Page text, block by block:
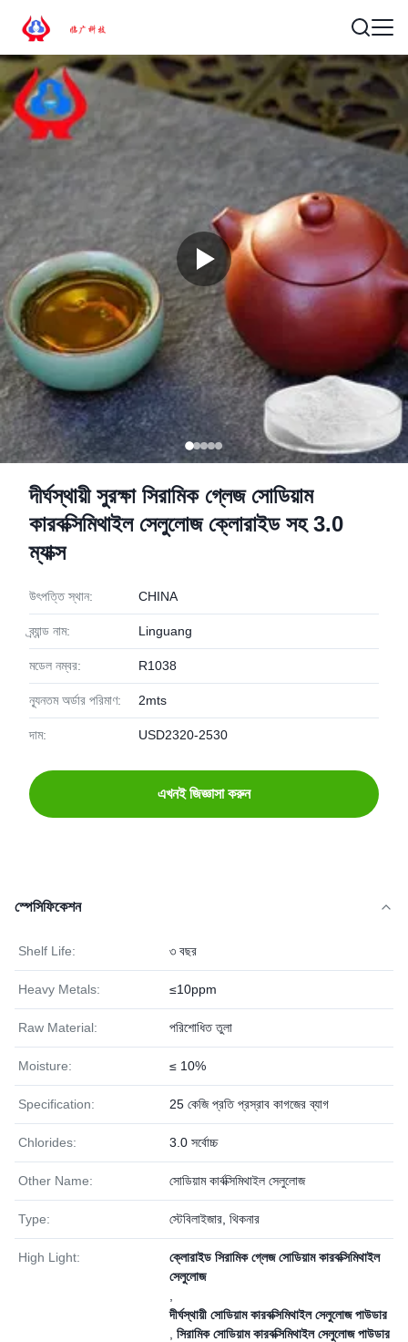
দীর্ঘস্থায়ী সুরক্ষা সিরামিক গ্লেজ সোডিয়াম
কারবক্সিমিথাইল সেলুলোজ ক্লোরাইড সহ 3.0
ম্যাক্স
উৎপত্তি স্থান: CHINA
ব্র্যান্ড নাম: Linguang
মডেল নম্বর: R1038
ন্যূনতম অর্ডার পরিমাণ: 2mts
দাম: USD2320-2530
এখনই জিজ্ঞাসা করুন
স্পেসিফিকেশন
Shelf Life: ৩ বছর
Heavy Metals: ≤10ppm
Raw Material: পরিশোধিত তুলা
Moisture: ≤ 10%
Specification: 25 কেজি প্রতি প্রস্রাব কাগজের ব্যাগ
Chlorides: 3.0 সর্বোচ্চ
Other Name: সোডিয়াম কার্বক্সিমিথাইল সেলুলোজ
Type: স্টেবিলাইজার, থিকনার
High Light:
ক্লোরাইড সিরামিক গ্লেজ সোডিয়াম কারবক্সিমিথাইল
সেলুলোজ
দীর্ঘস্থায়ী সোডিয়াম কারবক্সিমিথাইল সেলুলোজ পাউডার
সিরামিক সোডিয়াম কারবক্সিমিথাইল সেলুলোজ পাউডার